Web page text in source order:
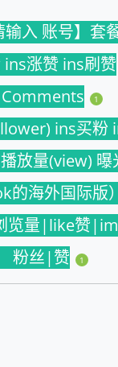
入 账号】套
ins涨赞 ins刷赞
1
ins买粉
放量(view)
海外国际版）
览量|like赞
粉丝|赞 1